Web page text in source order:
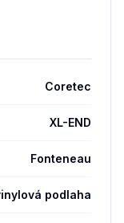
Coretec
XL-END
Fonteneau
podlaha